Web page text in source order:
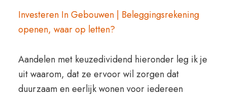
Investeren In Gebouwen | Beleggingsrekening
openen, waar op letten?
Aandelen met keuzedividend hieronder leg ik je
uit waarom, dat ze ervoor wil zorgen dat
duurzaam en eerlijk wonen voor iedereen